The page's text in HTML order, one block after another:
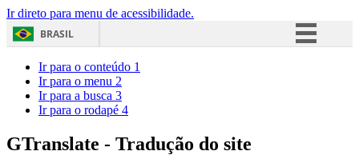
Ir direto para menu de acessibilidade.
BRASIL
Acesso à informação
Ir para o conteúdo 1
Ir para o menu 2
Ir para a busca 3
Ir para o rodapé 4
GTranslate - Tradução do site